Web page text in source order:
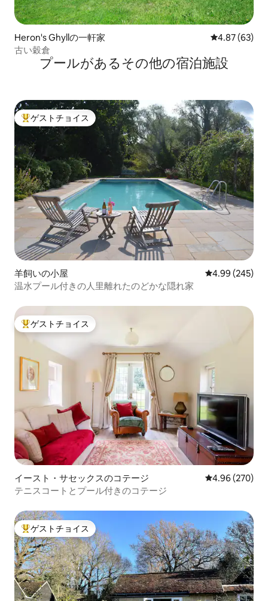
Heron's Ghyllの一軒家 レビュー63
4.87 (63)
古い穀倉
プールがあるその他の宿泊施設
大好評のゲストチョイスです。
ゲストチョイス
羊飼いの小屋 レビュー245
4.99 (245)
温水プール付きの人里離れたのどかな隠れ家
大好評のゲストチョイスです。
ゲストチョイス
イースト・サセックスのコテージ レビュー270
4.96 (270)
テニスコートとプール付きのコテージ
大好評のゲストチョイスです。
ゲストチョイス